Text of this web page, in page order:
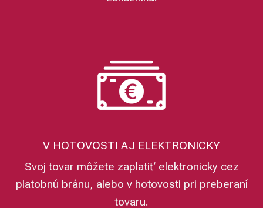
V HOTOVOSTI AJ ELEKTRONICKY
Svoj tovar môžete zaplatiť elektronicky cez
platobnú bránu, alebo v hotovosti pri preberaní
tovaru.